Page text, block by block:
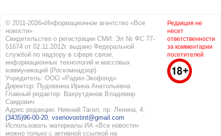
© 2011-2026«Информационное агентство «Все
новости»
Свидетельство о регистрации СМИ: Эл № ФС 77-
51674 от 02.11.2012г. выдано Федеральной
службой по надзору в сфере связи,
информационных технологий и массовых
коммуникаций (Роскомнадзор)
Учредитель: ООО «Радио-Экофонд»
Директор: Пудовкина Ирина Анатольевна
Главный редактор: Вахрутдинов Владимир
Саидович
Адрес редакции: Нижний Тагил, пр. Ленина, 4.
(3435)96-00-20 vsenovostint@gmail.com
Использовать материалы ИА «Все новости»
можно только с активной ссылкой на
Редакция не
несет
ответственности
за комментарии
посетителей